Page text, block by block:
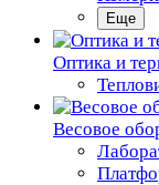
Еще
Oптика и
Весовое